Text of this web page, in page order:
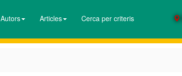
Autors Articles Cerca per criteris